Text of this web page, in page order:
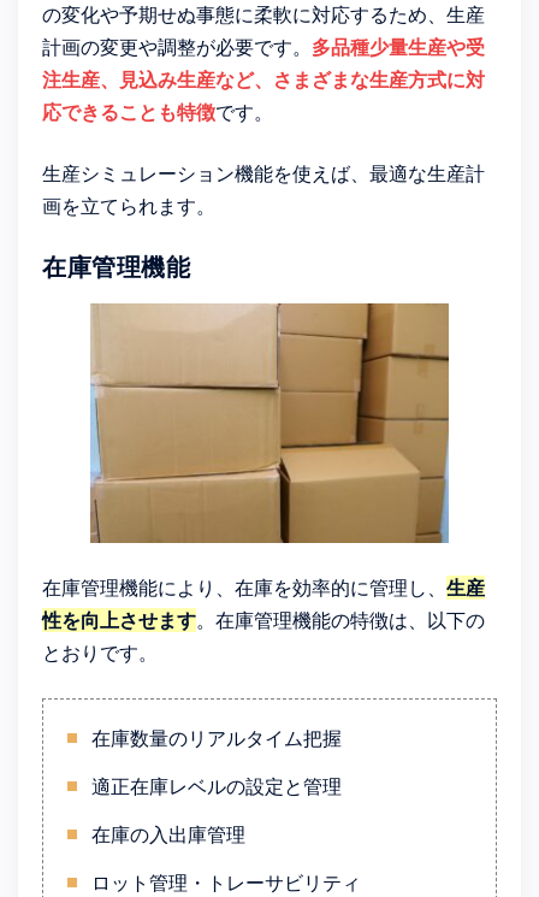
の変化や予期せぬ事態に柔軟に対応するため、生産
計画の変更や調整が必要です。 多品種少量生産や受
注生産、見込み生産など、さまざまな生産方式に対
応できることも特徴です。
生産シミュレーション機能を使えば、最適な生産計
画を立てられます。
在庫管理機能
在庫管理機能により、在庫を効率的に管理し、 生産
性を向上させます。在庫管理機能の特徴は、以下の
とおりです。
在庫数量のリアルタイム把握
適正在庫レベルの設定と管理
在庫の入出庫管理
ロット管理・トレーサビリティ